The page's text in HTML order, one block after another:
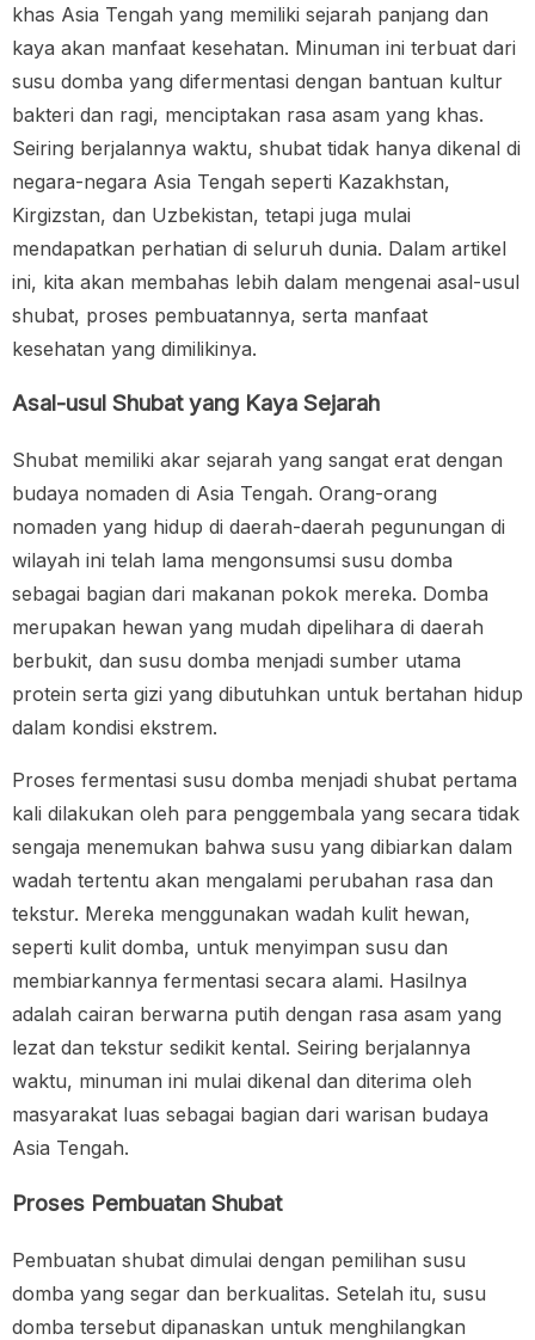
khas Asia Tengah yang memiliki sejarah panjang dan
kaya akan manfaat kesehatan. Minuman ini terbuat dari
susu domba yang difermentasi dengan bantuan kultur
bakteri dan ragi, menciptakan rasa asam yang khas.
Seiring berjalannya waktu, shubat tidak hanya dikenal di
negara-negara Asia Tengah seperti Kazakhstan,
Kirgizstan, dan Uzbekistan, tetapi juga mulai
mendapatkan perhatian di seluruh dunia. Dalam artikel
ini, kita akan membahas lebih dalam mengenai asal-usul
shubat, proses pembuatannya, serta manfaat
kesehatan yang dimilikinya.
Asal-usul Shubat yang Kaya Sejarah
Shubat memiliki akar sejarah yang sangat erat dengan
budaya nomaden di Asia Tengah. Orang-orang
nomaden yang hidup di daerah-daerah pegunungan di
wilayah ini telah lama mengonsumsi susu domba
sebagai bagian dari makanan pokok mereka. Domba
merupakan hewan yang mudah dipelihara di daerah
berbukit, dan susu domba menjadi sumber utama
protein serta gizi yang dibutuhkan untuk bertahan hidup
dalam kondisi ekstrem.
Proses fermentasi susu domba menjadi shubat pertama
kali dilakukan oleh para penggembala yang secara tidak
sengaja menemukan bahwa susu yang dibiarkan dalam
wadah tertentu akan mengalami perubahan rasa dan
tekstur. Mereka menggunakan wadah kulit hewan,
seperti kulit domba, untuk menyimpan susu dan
membiarkannya fermentasi secara alami. Hasilnya
adalah cairan berwarna putih dengan rasa asam yang
lezat dan tekstur sedikit kental. Seiring berjalannya
waktu, minuman ini mulai dikenal dan diterima oleh
masyarakat luas sebagai bagian dari warisan budaya
Asia Tengah.
Proses Pembuatan Shubat
Pembuatan shubat dimulai dengan pemilihan susu
domba yang segar dan berkualitas. Setelah itu, susu
domba tersebut dipanaskan untuk menghilangkan